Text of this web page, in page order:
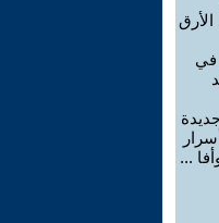
في
...